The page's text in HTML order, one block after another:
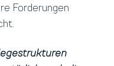
Forderungen